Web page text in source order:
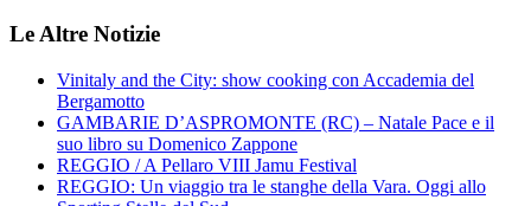
Le Altre Notizie
Vinitaly and the City: show cooking con Accademia del
Bergamotto
GAMBARIE D’ASPROMONTE (RC) – Natale Pace e il
suo libro su Domenico Zappone
REGGIO / A Pellaro VIII Jamu Festival
REGGIO: Un viaggio tra le stanghe della Vara. Oggi allo